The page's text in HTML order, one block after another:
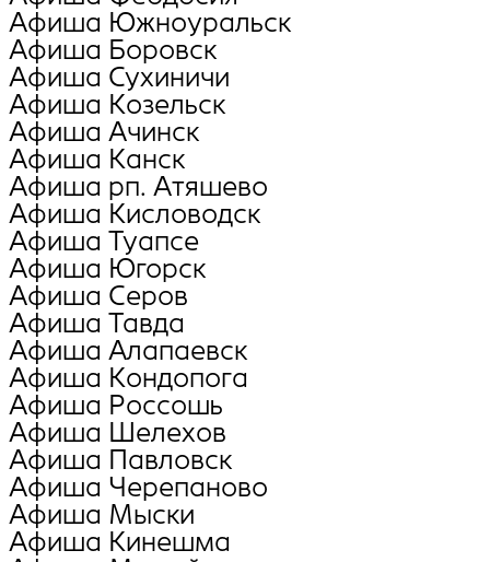
Афиша Южноуральск
Афиша Боровск
Афиша Сухиничи
Афиша Козельск
Афиша Ачинск
Афиша Канск
Афиша рп. Атяшево
Афиша Кисловодск
Афиша Туапсе
Афиша Югорск
Афиша Серов
Афиша Тавда
Афиша Алапаевск
Афиша Кондопога
Афиша Россошь
Афиша Шелехов
Афиша Павловск
Афиша Черепаново
Афиша Мыски
Афиша Кинешма